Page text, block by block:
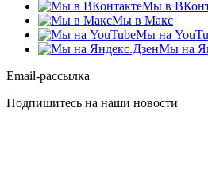
Мы в
Мы в Макс
Мы на
Мы на
Email-рассылка
Подпишитесь на наши новости